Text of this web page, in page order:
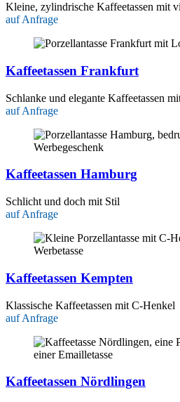
Kleine, zylindrische Kaffeetassen mit
auf Anfrage
Kaffeetassen Frankfurt
Schlanke und elegante Kaffeetassen
auf Anfrage
Kaffeetassen Hamburg
Schlicht und doch mit Stil
auf Anfrage
Kaffeetassen Kempten
Klassische Kaffeetassen mit C-Henkel
auf Anfrage
Kaffeetassen Nördlingen